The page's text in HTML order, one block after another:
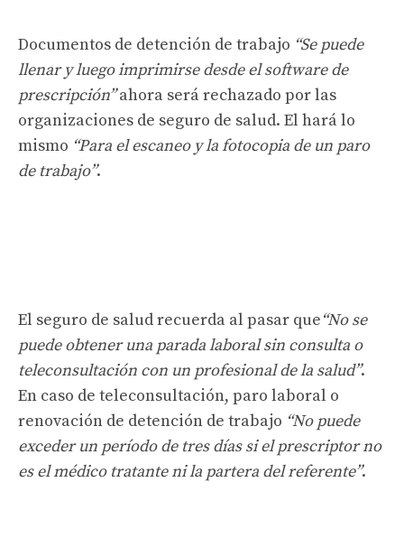
Documentos de detención de trabajo “Se puede
llenar y luego imprimirse desde el software de
prescripción”ahora será rechazado por las
organizaciones de seguro de salud. El hará lo
mismo “Para el escaneo y la fotocopia de un paro
de trabajo”.
El seguro de salud recuerda al pasar que“No se
puede obtener una parada laboral sin consulta o
teleconsultación con un profesional de la salud”.
En caso de teleconsultación, paro laboral o
renovación de detención de trabajo “No puede
exceder un período de tres días si el prescriptor no
es el médico tratante ni la partera del referente”.